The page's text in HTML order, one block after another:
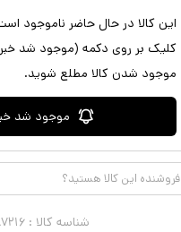
این کالا در حال حاضر ناموجود
کلیک بر روی دکمه (موجود شد
موجود شدن کالا مطلع شوید.
موجود شد
فروشنده این کالا هستید؟
شناسه کالا :